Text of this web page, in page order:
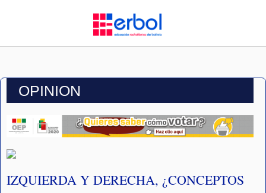
OPINION
IZQUIERDA Y DERECHA, ¿CONCEPTOS